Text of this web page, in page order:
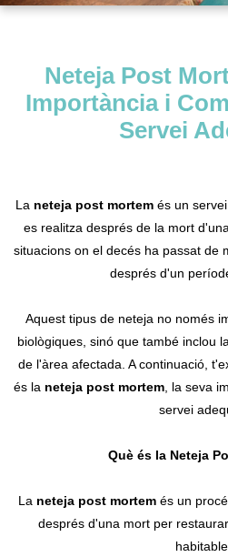
Polits
Pintors
Zones
Neteja Post
Importància i
Servei
La neteja post mortem és un
es realitza després de la mort
situacions on el decés ha passat de
després d'un
Aquest tipus de neteja no només
biològiques, sinó que també inclou
de l'àrea afectada. A continuació,
és la neteja post mortem, la seva
servei
Què és la Neteja
La neteja post mortem és un
després d'una mort per
habitable.